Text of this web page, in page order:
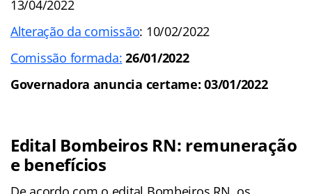
13/04/2022
Alteração da comissão: 10/02/2022
Comissão formada: 26/01/2022
Governadora anuncia certame: 03/01/2022
Edital Bombeiros RN: remuneração
e benefícios